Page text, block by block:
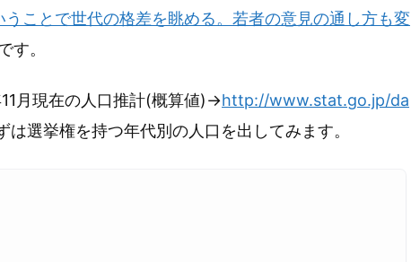
うことで世代の格差を眺める。若者の意見の通し方も変
す。
月現在の人口推計(概算値)→http://www.stat.go.jp/da
は選挙権を持つ年代別の人口を出してみます。